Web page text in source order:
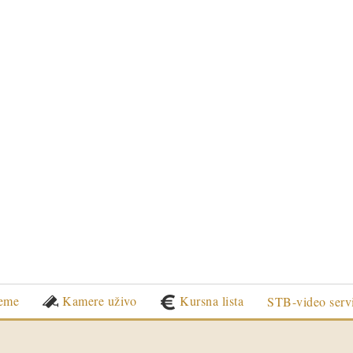
Kamere uživo Kursna lista STB-video